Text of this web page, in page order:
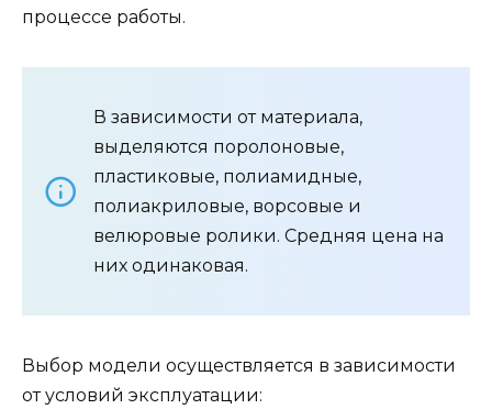
процессе работы.
В зависимости от материала,
выделяются поролоновые,
пластиковые, полиамидные,
полиакриловые, ворсовые и
велюровые ролики. Средняя цена на
них одинаковая.
Выбор модели осуществляется в зависимости
от условий эксплуатации: